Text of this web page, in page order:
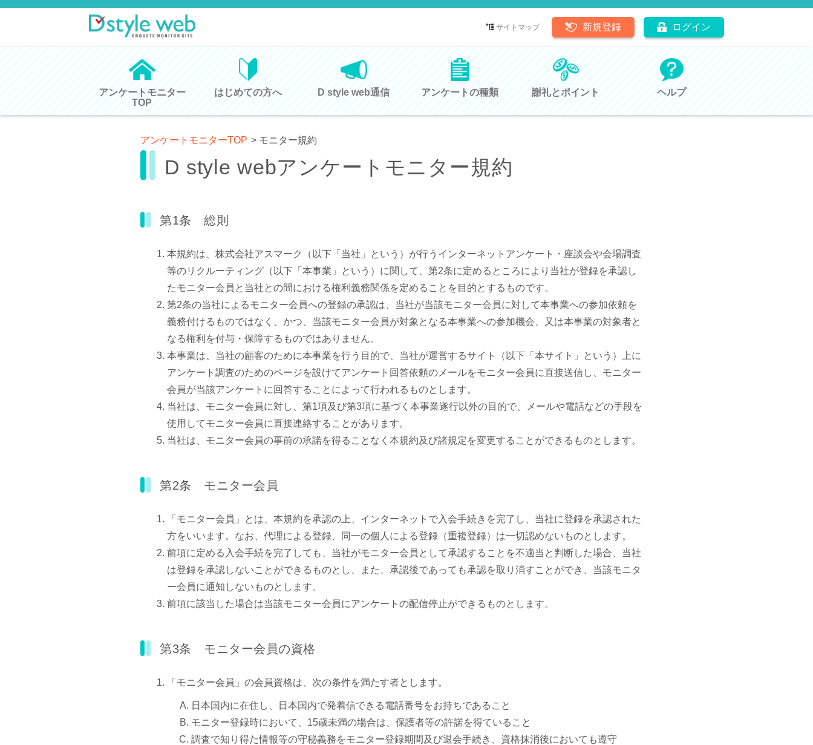
サイトマップ 新規登録 ログイン
アンケートモニター
TOP
はじめての方へ D style web通信 アンケートの種類 謝礼とポイント ヘルプ
アンケートモニターTOP > モニター規約
D style webアンケートモニター規約
第1条 総則
本規約は、株式会社アスマーク（以下「当社」という）が行うインターネットアンケート・座談会や会場調査
等のリクルーティング（以下「本事業」という）に関して、第2条に定めるところにより当社が登録を承認し
たモニター会員と当社との間における権利義務関係を定めることを目的とするものです。
第2条の当社によるモニター会員への登録の承認は、当社が当該モニター会員に対して本事業への参加依頼を
義務付けるものではなく、かつ、当該モニター会員が対象となる本事業への参加機会、又は本事業の対象者と
なる権利を付与・保障するものではありません。
本事業は、当社の顧客のために本事業を行う目的で、当社が運営するサイト（以下「本サイト」という）上に
アンケート調査のためのページを設けてアンケート回答依頼のメールをモニター会員に直接送信し、モニター
会員が当該アンケートに回答することによって行われるものとします。
当社は、モニター会員に対し、第1項及び第3項に基づく本事業遂行以外の目的で、メールや電話などの手段を
使用してモニター会員に直接連絡することがあります。
当社は、モニター会員の事前の承諾を得ることなく本規約及び諸規定を変更することができるものとします。
第2条 モニター会員
「モニター会員」とは、本規約を承認の上、インターネットで入会手続きを完了し、当社に登録を承認された
方をいいます。なお、代理による登録、同一の個人による登録（重複登録）は一切認めないものとします。
前項に定める入会手続を完了しても、当社がモニター会員として承認することを不適当と判断した場合、当社
は登録を承認しないことができるものとし、また、承認後であっても承認を取り消すことができ、当該モニタ
ー会員に通知しないものとします。
前項に該当した場合は当該モニター会員にアンケートの配信停止ができるものとします。
第3条 モニター会員の資格
「モニター会員」の会員資格は、次の条件を満たす者とします。
日本国内に在住し、日本国内で発着信できる電話番号をお持ちであること
モニター登録時において、15歳未満の場合は、保護者等の許諾を得ていること
調査で知り得た情報等の守秘義務をモニター登録期間及び退会手続き、資格抹消後においても遵守